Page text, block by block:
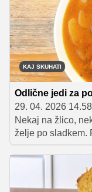
KAJ SKUHATI
Odlične jedi za
29. 04. 2026 14.58
Nekaj na žlico,
želje po sladkem.
popestritev